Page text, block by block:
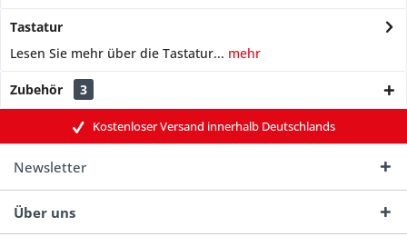
Tastatur
Lesen Sie mehr über die Tastatur... mehr
Zubehör 3
Kostenloser Versand innerhalb Deutschlands
Newsletter
Über uns